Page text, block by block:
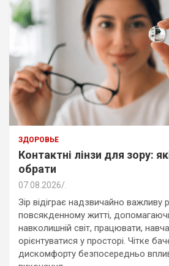
ЗДОРОВЬЕ
Контактні лінзи для зору:
обрати
07.08.2026
Зір відіграє надзвичайно важливу
повсякденному житті,
навколишній світ, працювати,
орієнтуватися у просторі. Чітке
дискомфорту безпосередньо